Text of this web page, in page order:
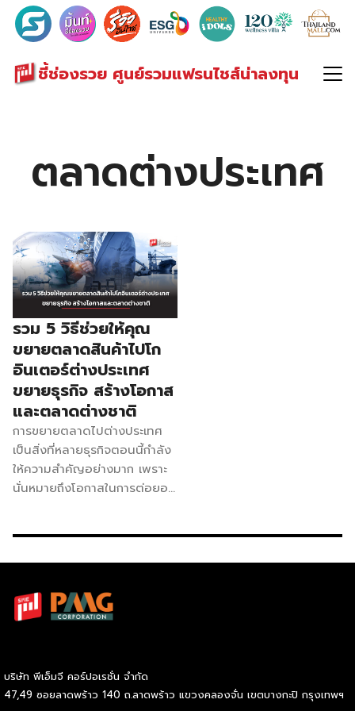
ชี้ช่องรวย ศูนย์รวมแฟรนไชส์น่าลงทุน
Search
for:
ตลาดต่างประเทศ
รวม 5 วิธีช่วยให้คุณ
ขยายตลาดสินค้าไปโก
อินเตอร์ต่างประเทศ
ขยายธุรกิจ สร้างโอกาส
และตลาดต่างชาติ
การขยายตลาดไปต่างประเทศ
เป็นสิ่งที่หลายธุรกิจตอนนี้กำลัง
ให้ความสำคัญอย่างมาก เพราะ
นั่นหมายถึงโอกาสในการต่อยอด
อาจไม่พอ หรือธุรกิจที่เราทำอาจ
มากกว่าตลาดในไทยก็เป็นไปได้
วันนี้เราจะไปดูกันว่าทำอย่างไรได้
กลุ่มลูกค้า การจะขยายท้อง
ตลาดต้องระบุให้แน่ชัดว่าจะเลือก
บริษัท พีเอ็มจี คอร์ปอเรชั่น จำกัด
47,49 ซอยลาดพร้าว 140 ถ.ลาดพร้าว แขวงคลองจั่น เขตบางกะปิ กรุงเทพฯ